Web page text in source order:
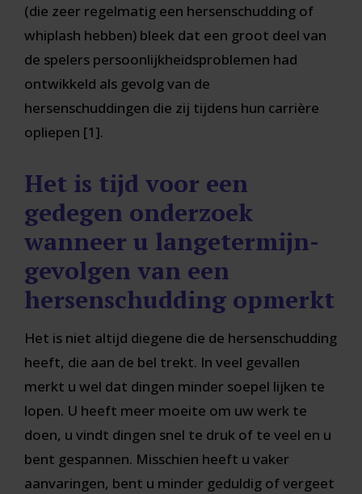
(die zeer regelmatig een hersenschudding of
whiplash hebben) bleek dat een groot deel van
de spelers persoonlijkheidsproblemen had
ontwikkeld als gevolg van de
hersenschuddingen die zij tijdens hun carrière
opliepen [1].
Het is tijd voor een
gedegen onderzoek
wanneer u langetermijn-
gevolgen van een
hersenschudding opmerkt
Het is niet altijd diegene die de hersenschudding
heeft, die aan de bel trekt. In veel gevallen
merkt u wel dat dingen minder soepel lijken te
lopen. U heeft meer moeite om uw werk te
doen, u vindt dingen snel te druk of te veel en u
bent gespannen. Misschien heeft u vaker
aanvaringen, bent u minder geduldig of vergeet